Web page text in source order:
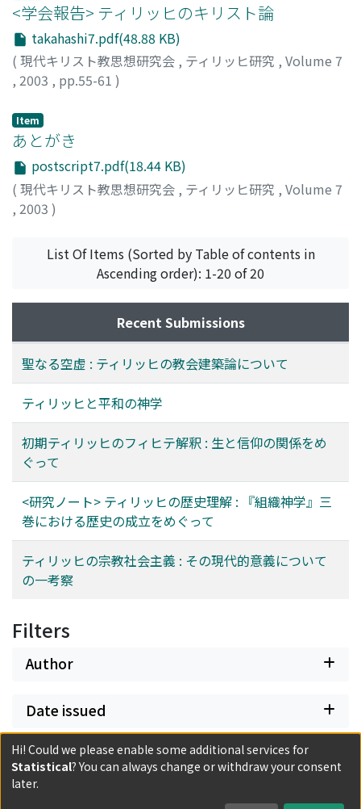
<学会報告> ティリッヒのキリスト論
takahashi7.pdf(48.88 KB)
( 現代キリスト教思想研究会 , ティリッヒ研究 , Volume 7
, 2003 , pp.55-61 )
Item
あとがき
postscript7.pdf(18.44 KB)
( 現代キリスト教思想研究会 , ティリッヒ研究 , Volume 7
, 2003 )
List Of Items (Sorted by Table of contents in
Ascending order): 1-20 of 20
Recent Submissions
聖なる空虚 : ティリッヒの教会建築論について
ティリッヒと平和の神学
初期ティリッヒのフィヒテ解釈 : 生と信仰の関係をめ
ぐって
<研究ノート> ティリッヒの歴史理解 : 『組織神学』三
巻における歴史の成立をめぐって
ティリッヒの宗教社会主義 : その現代的意義について
の一考察
Filters
Author
Date issued
Classification
Hi! Could we please enable some additional services for
Statistical? You can always change or withdraw your consent
later.